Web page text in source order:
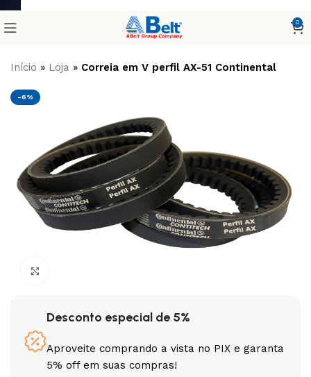
0
Início » Loja » Correia em V perfil AX-51 Continental
-6%
Desconto especial de 5%
Aproveite comprando a vista no PIX e garanta
5% off em suas compras!